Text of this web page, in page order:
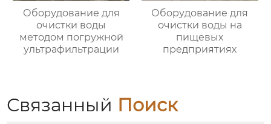
Оборудование для
очистки воды
методом погружной
ультрафильтрации
Оборудование для
очистки воды на
пищевых
предприятиях
Связанный Поиск